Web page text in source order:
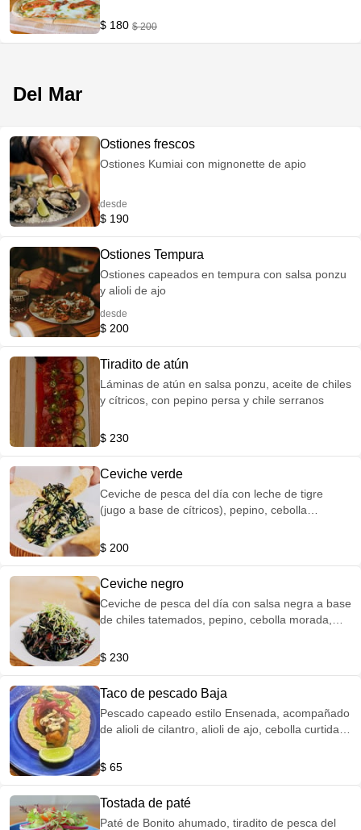
$ 180 $ 200
Del Mar
Ostiones frescos
Ostiones Kumiai con mignonette de apio
desde
$ 190
Ostiones Tempura
Ostiones capeados en tempura con salsa ponzu
y alioli de ajo
desde
$ 200
Tiradito de atún
Láminas de atún en salsa ponzu, aceite de chiles
y cítricos, con pepino persa y chile serranos
$ 230
Ceviche verde
Ceviche de pesca del día con leche de tigre
(jugo a base de cítricos), pepino, cebolla
$ 200
Ceviche negro
Ceviche de pesca del día con salsa negra a base
de chiles tatemados, pepino, cebolla morada,
$ 230
Taco de pescado Baja
Pescado capeado estilo Ensenada, acompañado
de alioli de cilantro, alioli de ajo, cebolla curtida,
$ 65
Tostada de paté
Paté de Bonito ahumado, tiradito de pesca del